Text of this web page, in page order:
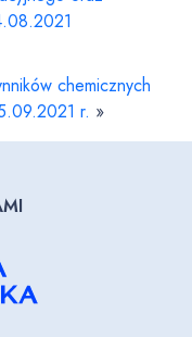
chemicznych
r. »